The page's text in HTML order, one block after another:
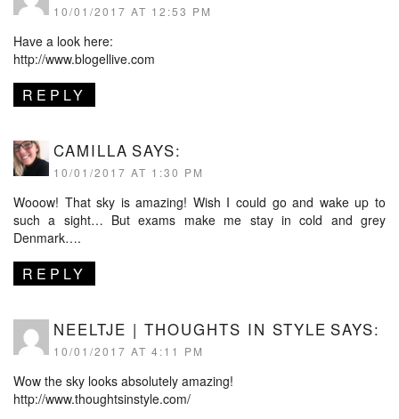
10/01/2017 AT 12:53 PM
Have a look here:
http://www.blogellive.com
REPLY
CAMILLA SAYS:
10/01/2017 AT 1:30 PM
Wooow! That sky is amazing! Wish I could go and wake up to
such a sight… But exams make me stay in cold and grey
Denmark….
REPLY
NEELTJE | THOUGHTS IN STYLE SAYS:
10/01/2017 AT 4:11 PM
Wow the sky looks absolutely amazing!
http://www.thoughtsinstyle.com/